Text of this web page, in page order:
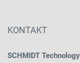
KONTAKT
SCHMIDT